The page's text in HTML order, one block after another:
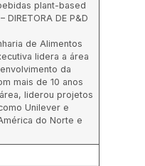
plant-based
DIRETORA DE P&D
de Alimentos
lidera a área
da
mais de 10 anos
liderou projetos
Unilever e
do Norte e